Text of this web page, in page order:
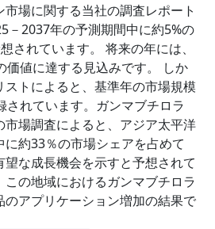
場に関する当社の調査レポート
－2037年の予測期間中に約5%の
されています。 将来の年には、
価値に達する見込みです。 しか
ストによると、基準年の市場規模
されています。ガンマブチロラ
市場調査によると、アジア太平洋
約33％の市場シェアを占めて
な成長機会を示すと予想されて
の地域におけるガンマブチロラ
のアプリケーション増加の結果で